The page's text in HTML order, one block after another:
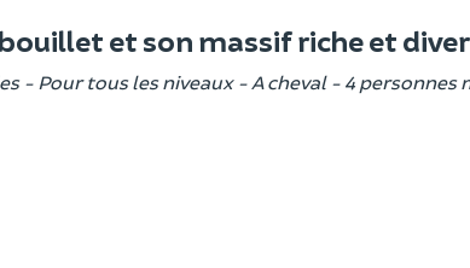
et son massif riche et
- Pour tous les niveaux - A cheval - 4 personnes